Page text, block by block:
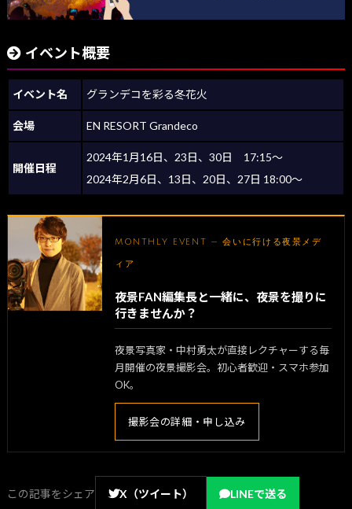
イベント概要
イベント名 グランデコを彩る冬花火
会場 EN RESORT Grandeco
開催日程
2024年1月16日、23日、30日 17:15～
2024年2月6日、13日、20日、27日 18:00～
MONTHLY EVENT — 会いに行ける夜景メデ
ィア
夜景FAN編集長と一緒に、夜景を撮りに
行きませんか？
夜景写真家・中村勇太が直接レクチャーする毎
月開催の夜景撮影会。初心者歓迎・スマホ参加
OK。
撮影会の詳細・申し込み
この記事をシェア X（ツイート） LINEで送る